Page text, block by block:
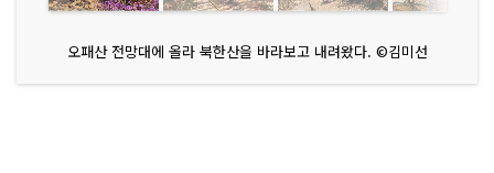
오패산 전망대에 올라 북한산을 바라보고 내려왔다. ©김미선